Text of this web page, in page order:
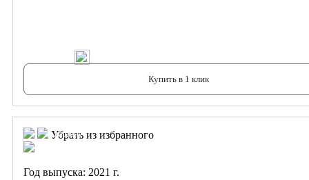
Купить в 1 клик
Убрать из избранного
Год выпуска: 2021 г.
В корзину
В корзину